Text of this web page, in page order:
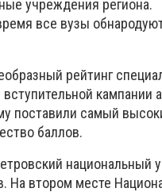
учреждения региона.
все вузы
рейтинг
кампании
поставили самый
баллов.
национальный
На втором месте